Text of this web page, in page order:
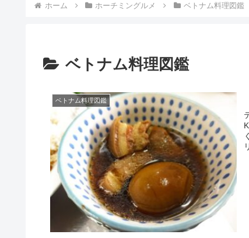
ホーム ホーチミングルメ ベトナム料理図鑑
ベトナム料理図鑑
ベトナム料理図鑑